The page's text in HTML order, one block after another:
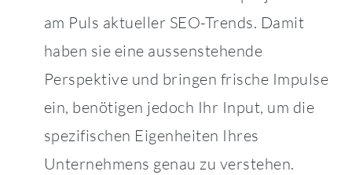
am Puls aktueller SEO-Trends. Damit
haben sie eine aussenstehende
Perspektive und bringen frische Impulse
ein, benötigen jedoch Ihr Input, um die
spezifischen Eigenheiten Ihres
Unternehmens genau zu verstehen.